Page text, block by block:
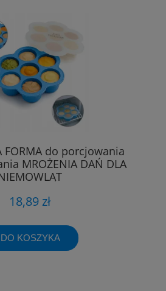
FORMA do porcjowania
MROŻENIA DAŃ DLA
18,89 zł
DO KOSZYKA